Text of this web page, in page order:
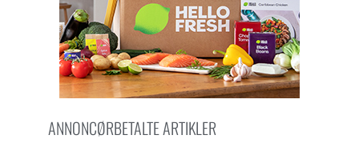
ANNONCØRBETALTE ARTIKLER